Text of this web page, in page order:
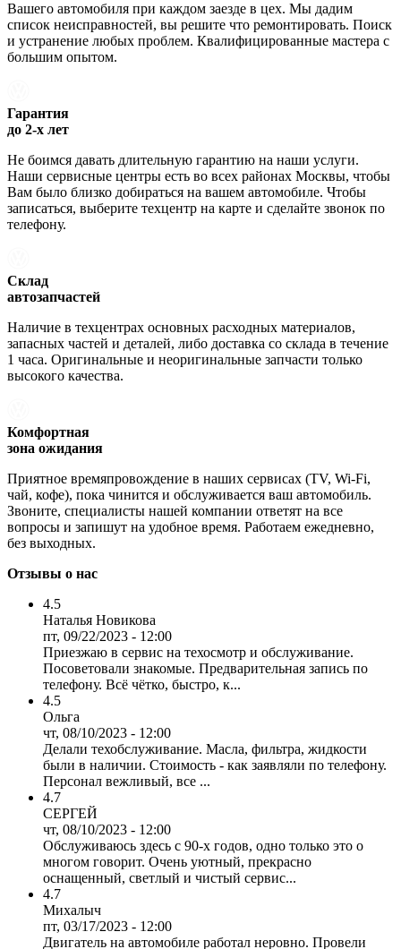
Вашего автомобиля при каждом заезде в цех. Мы дадим
список неисправностей, вы решите что ремонтировать. Поиск
и устранение любых проблем. Квалифицированные мастера с
большим опытом.
Гарантия
до 2-х лет
Не боимся давать длительную гарантию на наши услуги.
Наши сервисные центры есть во всех районах Москвы, чтобы
Вам было близко добираться на вашем автомобиле. Чтобы
записаться, выберите техцентр на карте и сделайте звонок по
телефону.
Склад
автозапчастей
Наличие в техцентрах основных расходных материалов,
запасных частей и деталей, либо доставка со склада в течение
1 часа. Оригинальные и неоригинальные запчасти только
высокого качества.
Комфортная
зона ожидания
Приятное времяпровождение в наших сервисах (TV, Wi-Fi,
чай, кофе), пока чинится и обслуживается ваш автомобиль.
Звоните, специалисты нашей компании ответят на все
вопросы и запишут на удобное время. Работаем ежедневно,
без выходных.
Отзывы о нас
4.5
Наталья Новикова
пт, 09/22/2023 - 12:00
Приезжаю в сервис на техосмотр и обслуживание.
Посоветовали знакомые. Предварительная запись по
телефону. Всё чётко, быстро, к...
4.5
Ольга
чт, 08/10/2023 - 12:00
Делали техобслуживание. Масла, фильтра, жидкости
были в наличии. Стоимость - как заявляли по телефону.
Персонал вежливый, все ...
4.7
СЕРГЕЙ
чт, 08/10/2023 - 12:00
Обслуживаюсь здесь с 90-х годов, одно только это о
многом говорит. Очень уютный, прекрасно
оснащенный, светлый и чистый сервис...
4.7
Михалыч
пт, 03/17/2023 - 12:00
Двигатель на автомобиле работал неровно. Провели